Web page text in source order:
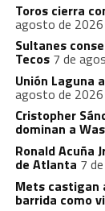
Toros cierra
agosto de 2026
Sultanes
Tecos 7 de
Unión Laguna
agosto de 2026
Cristopher
dominan a
Ronald Acuña
de Atlanta 7
Mets castigan
barrida como